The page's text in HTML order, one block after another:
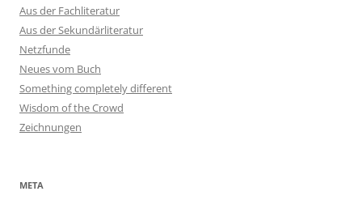
Aus der Fachliteratur
Aus der Sekundärliteratur
Netzfunde
Neues vom Buch
Something completely different
Wisdom of the Crowd
Zeichnungen
META